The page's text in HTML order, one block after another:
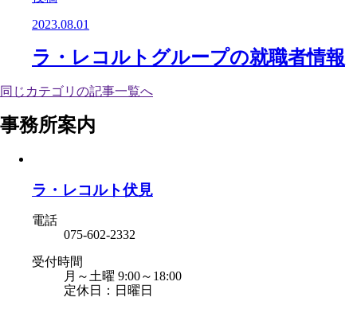
2023.08.01
ラ・レコルトグループの就職者情報
同じカテゴリの記事⼀覧へ
事務所案内
ラ・レコルト伏見
電話
075-602-2332
受付時間
月～土曜 9:00～18:00
定休日：日曜日